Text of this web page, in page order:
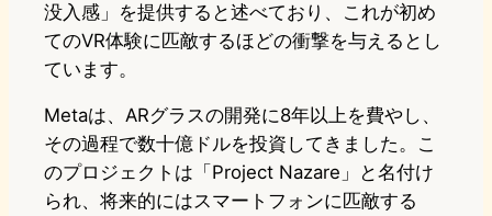
没入感」を提供すると述べており、これが初め
てのVR体験に匹敵するほどの衝撃を与えるとし
ています。
Metaは、ARグラスの開発に8年以上を費やし、
その過程で数十億ドルを投資してきました。こ
のプロジェクトは「Project Nazare」と名付け
られ、将来的にはスマートフォンに匹敵する